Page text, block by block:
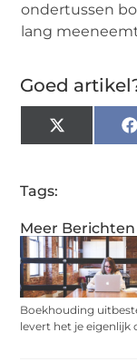
Meer Berichten
Boekhouding
levert het je eigenlijk
ondertussen
lang
Goed
X
(Twitter)
Tags: